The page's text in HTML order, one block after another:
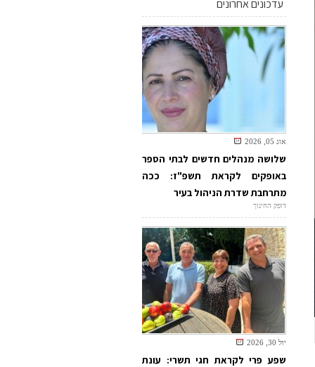
עדכונים אחרונים
אוג 05, 2026
שלושה מנהלים חדשים לבתי הספר
באופקים לקראת תשפ"ז: ככה
מתרחבת שדרת הניהול בעיר
דופק החינוך
יול 30, 2026
שפע פרי לקראת חגי תשרי: עונת